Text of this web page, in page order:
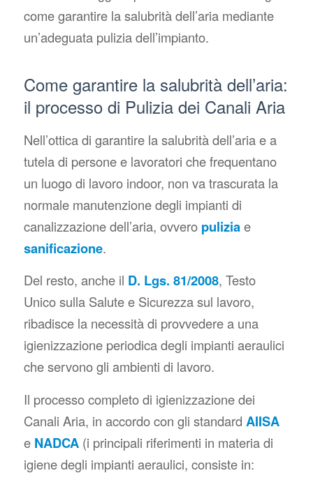
come garantire la salubrità dell’aria mediante
un’adeguata pulizia dell’impianto.
Come garantire la salubrità dell’aria:
il processo di Pulizia dei Canali Aria
Nell’ottica di garantire la salubrità dell’aria e a
tutela di persone e lavoratori che frequentano
un luogo di lavoro indoor, non va trascurata la
normale manutenzione degli impianti di
canalizzazione dell’aria, ovvero puliziae
sanificazione.
Del resto, anche il D. Lgs. 81/2008, Testo
Unico sulla Salute e Sicurezza sul lavoro,
ribadisce la necessità di provvedere a una
igienizzazione periodica degli impianti aeraulici
che servono gli ambienti di lavoro.
Il processo completo di igienizzazione dei
Canali Aria, in accordo con gli standard AIISA
e NADCA(i principali riferimenti in materia di
igiene degli impianti aeraulici, consiste in: